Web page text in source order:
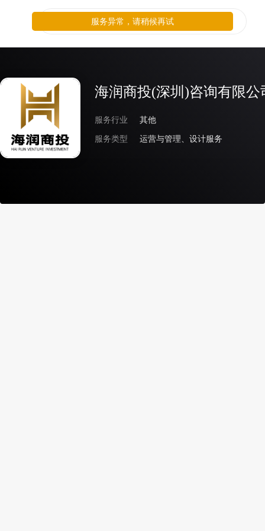
海润商投(深圳)咨询有限公
服务行业
其他
服务类型
运营与管理、设计服务
服务异常，请稍候再试